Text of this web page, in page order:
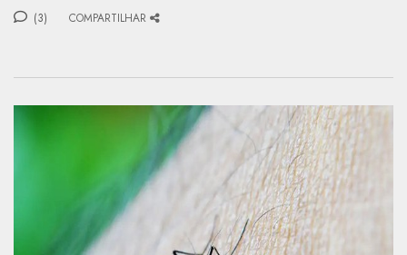
(3) COMPARTILHAR